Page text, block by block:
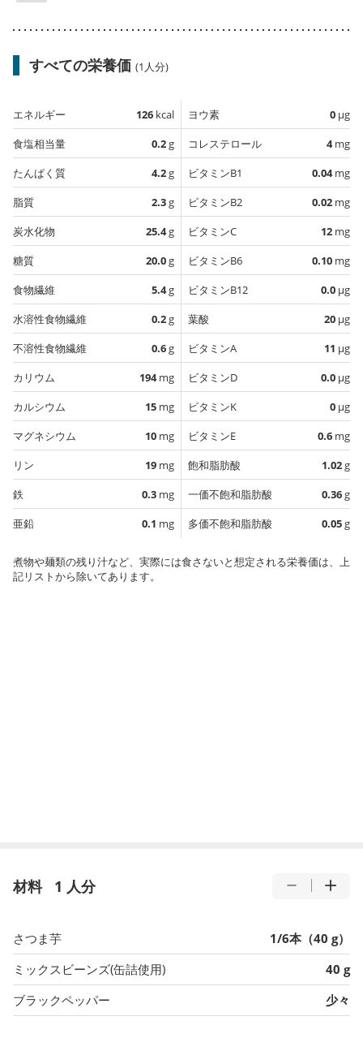
すべての栄養価 (1人分)
エネルギー 126 kcal
食塩相当量
0.2g
たんぱく質
4.2g
脂質
2.3g
炭水化物
25.4g
糖質
20.0g
食物繊維
5.4g
水溶性食物繊維
0.2g
不溶性食物繊維
0.6g
カリウム
194mg
カルシウム
15 mg
マグネシウム
10 mg
リン
19 mg
鉄
0.3 mg
亜鉛
0.1 mg
ヨウ素 0 µg
コレステロール
4mg
ビタミンB1
0.04mg
ビタミンB2
0.02 mg
ビタミンC
12 mg
ビタミンB6
0.10 mg
ビタミンB12
0.0 µg
葉酸
20 µg
ビタミンA
11 µg
ビタミンD
0.0 µg
ビタミンK
0 µg
ビタミンE
0.6 mg
飽和脂肪酸
1.02g
一価不飽和脂肪酸
0.36g
多価不飽和脂肪酸
0.05g
煮物や麺類の残り汁など、実際には食さないと想定される栄養価は、上
記リストから除いてあります。
材料 1 人分
さつま芋
1/6本（40 g）
ミックスビーンズ(缶詰使用)
40 g
ブラックペッパー
少々